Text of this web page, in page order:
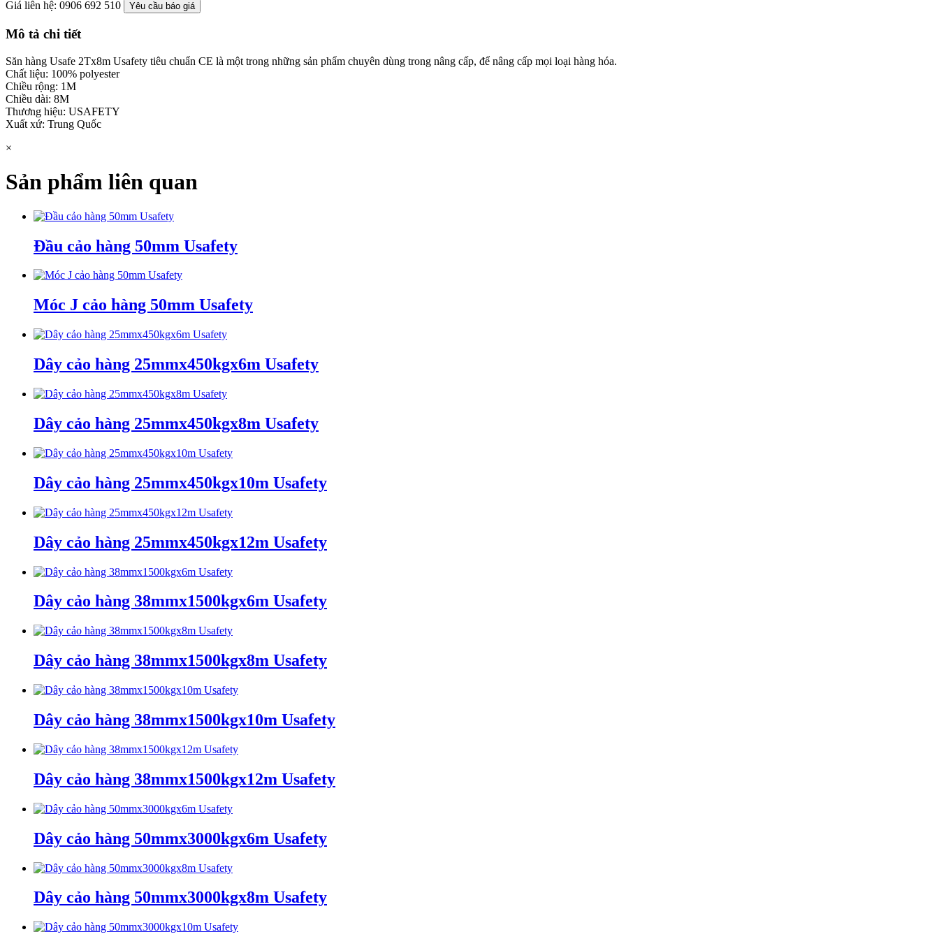
Giá liên hệ: 0906 692 510 Yêu cầu báo giá
Mô tả chi tiết
Săn hàng Usafe 2Tx8m Usafety tiêu chuẩn CE là một trong những sản phẩm chuyên dùng trong nâng cấp, để nâng cấp mọi loại hàng hóa.
Chất liệu: 100% polyester
Chiều rộng: 1M
Chiều dài: 8M
Thương hiệu: USAFETY
Xuất xứ: Trung Quốc
×
Sản phẩm liên quan
Đầu cảo hàng 50mm Usafety
Móc J cảo hàng 50mm Usafety
Dây cảo hàng 25mmx450kgx6m Usafety
Dây cảo hàng 25mmx450kgx8m Usafety
Dây cảo hàng 25mmx450kgx10m Usafety
Dây cảo hàng 25mmx450kgx12m Usafety
Dây cảo hàng 38mmx1500kgx6m Usafety
Dây cảo hàng 38mmx1500kgx8m Usafety
Dây cảo hàng 38mmx1500kgx10m Usafety
Dây cảo hàng 38mmx1500kgx12m Usafety
Dây cảo hàng 50mmx3000kgx6m Usafety
Dây cảo hàng 50mmx3000kgx8m Usafety